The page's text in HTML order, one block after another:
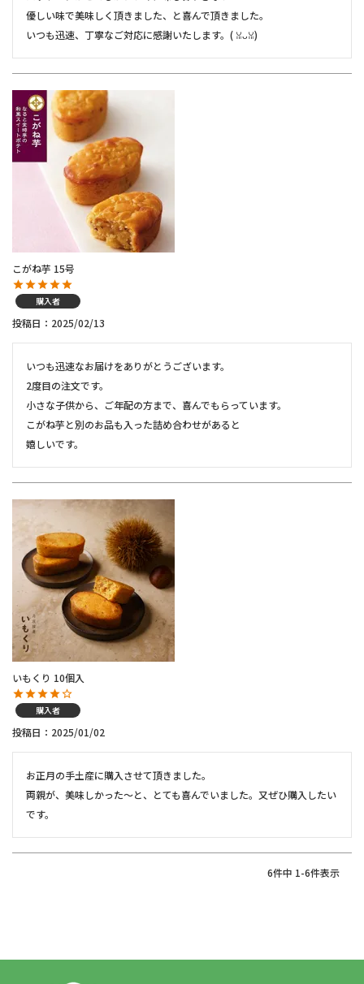
優しい味で美味しく頂きました、と喜んで頂きました。
いつも迅速、丁寧なご対応に感謝いたします。(⁠ ⁠ꈍ⁠ᴗ⁠ꈍ⁠)
こがね芋 15号
購入者
投稿日 2025/02/13
いつも迅速なお届けをありがとうございます。
2度目の注文です。
小さな子供から、ご年配の方まで、喜んでもらっています。
こがね芋と別のお品も入った詰め合わせがあると
嬉しいです。
いもくり 10個入
購入者
投稿日 2025/01/02
お正月の手土産に購入させて頂きました。
両親が、美味しかった〜と、とても喜んでいました。又ぜひ購入したい
です。
6件中 1-6件表示